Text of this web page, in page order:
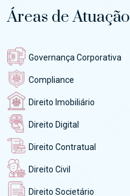
Áreas de Atuação
Governança Corporativa
Compliance
Direito Imobiliário
Direito Digital
Direito Contratual
Direito Civil
Direito Societário